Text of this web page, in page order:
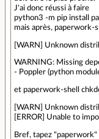
J'ai donc réussi à faire
python3 -m pip install
mais après, paperwork-
[WARN] Unknown
WARNING: Missing
- Poppler (python
et paperwork-shell
[WARN] Unknown
[ERROR] Unable to
Bref, tapez "paperwork"